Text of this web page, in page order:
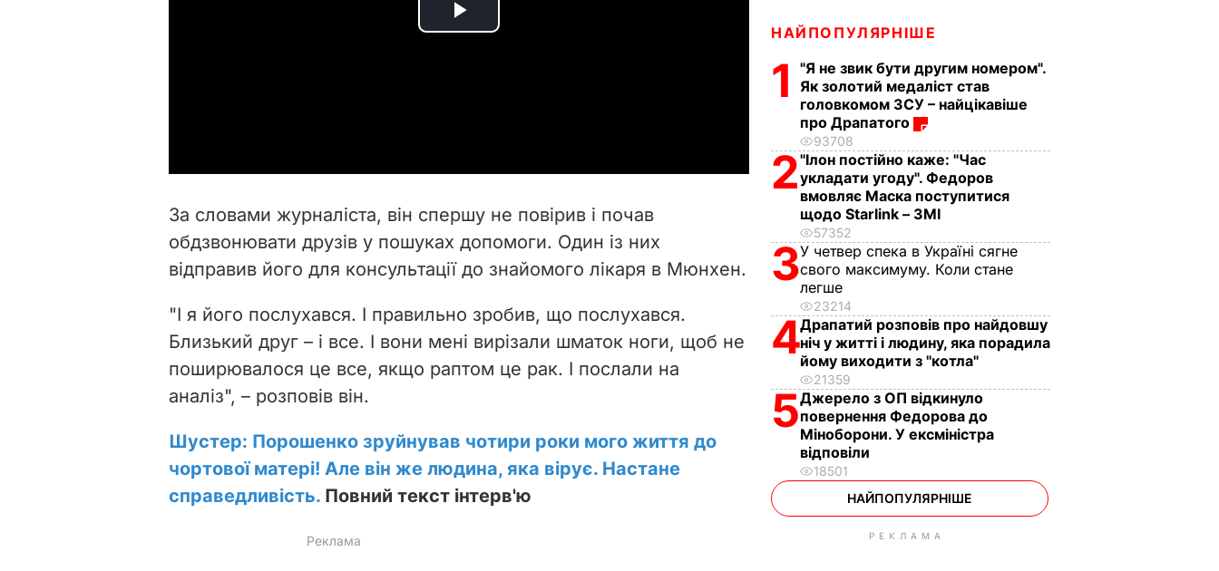
P
i
d
e
o
За словами журналіста, він спершу не повірив і почав
обдзвонювати друзів у пошуках допомоги. Один із них
відправив його для консультації до знайомого лікаря в Мюнхен.
"І я його послухався. І правильно зробив, що послухався.
Близький друг – і все. І вони мені вирізали шматок ноги, щоб не
поширювалося це все, якщо раптом це рак. І послали на
аналіз", – розповів він.
Шустер: Порошенко зруйнував чотири роки мого життя до
чортової матері! Але він же людина, яка вірує. Настане
справедливість. Повний текст інтерв'ю
НАЙПОПУЛЯРНІШЕ
1
"Я не звик бути другим номером".
Як золотий медаліст став
головкомом ЗСУ – найцікавіше
про Драпатого
93708
2"Ілон постійно каже: "Час
укладати угоду". Федоров
вмовляє Маска поступитися
щодо Starlink – ЗМІ
57352
3У четвер спека в Україні сягне
свого максимуму. Коли стане
легше
23214
4Драпатий розповів про найдовшу
ніч у житті і людину, яка порадила
йому виходити з "котла"
21359
5Джерело з ОП відкинуло
повернення Федорова до
Міноборони. У ексміністра
відповіли
18501
НАЙПОПУЛЯРНІШЕ
РЕКЛАМА